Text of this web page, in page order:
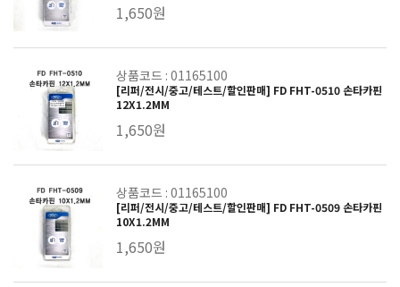
1,650원
상품코드 : 01165100
[리퍼/전시/중고/테스트/할인판매] FD FHT-0510 손타카핀
12X1.2MM
1,650원
상품코드 : 01165100
[리퍼/전시/중고/테스트/할인판매] FD FHT-0509 손타카핀
10X1.2MM
1,650원